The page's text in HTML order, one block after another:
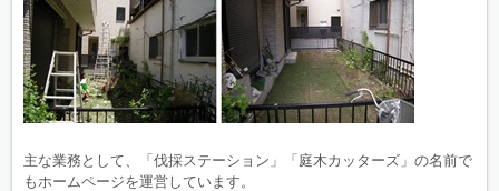
主な業務として、「伐採ステーション」「庭木カッターズ」の名前で
もホームページを運営しています。